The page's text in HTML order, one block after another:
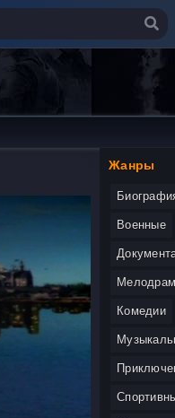
Жанры
Военные
Комедии